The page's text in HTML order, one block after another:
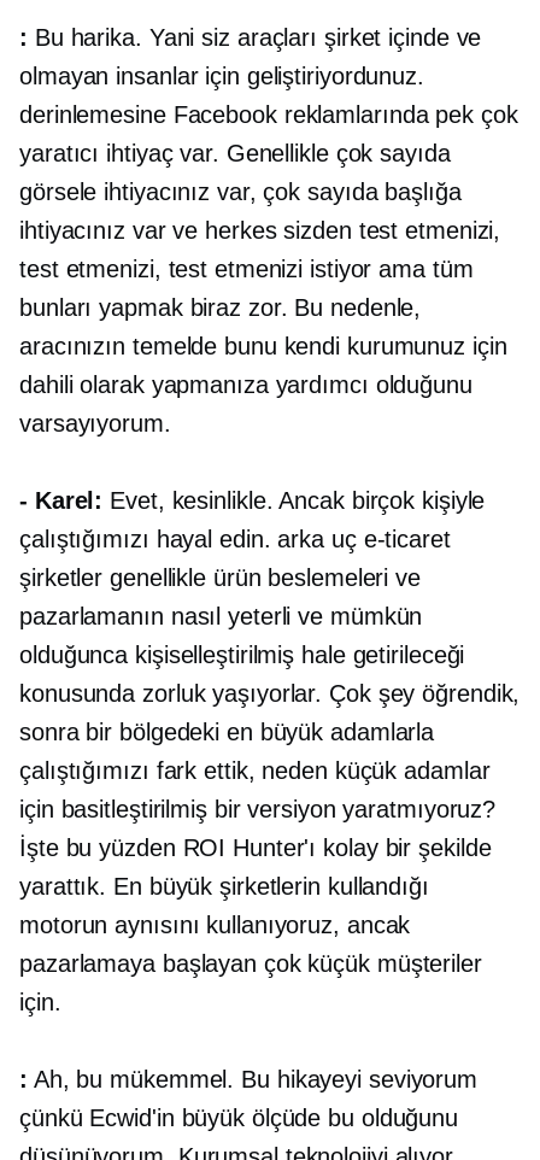
: Bu harika. Yani siz araçları şirket içinde ve
olmayan insanlar için geliştiriyordunuz.
derinlemesineFacebook reklamlarında pek çok
yaratıcı ihtiyaç var. Genellikle çok sayıda
görsele ihtiyacınız var, çok sayıda başlığa
ihtiyacınız var ve herkes sizden test etmenizi,
test etmenizi, test etmenizi istiyor ama tüm
bunları yapmak biraz zor. Bu nedenle,
aracınızın temelde bunu kendi kurumunuz için
dahili olarak yapmanıza yardımcı olduğunu
varsayıyorum.
- Karel: Evet, kesinlikle. Ancak birçok kişiyle
çalıştığımızı hayal edin.arka uç e-ticaret
şirketler genellikle ürün beslemeleri ve
pazarlamanın nasıl yeterli ve mümkün
olduğunca kişiselleştirilmiş hale getirileceği
konusunda zorluk yaşıyorlar. Çok şey öğrendik,
sonra bir bölgedeki en büyük adamlarla
çalıştığımızı fark ettik, neden küçük adamlar
için basitleştirilmiş bir versiyon yaratmıyoruz?
İşte bu yüzden ROI Hunter'ı kolay bir şekilde
yarattık. En büyük şirketlerin kullandığı
motorun aynısını kullanıyoruz, ancak
pazarlamaya başlayan çok küçük müşteriler
için.
: Ah, bu mükemmel. Bu hikayeyi seviyorum
çünkü Ecwid'in büyük ölçüde bu olduğunu